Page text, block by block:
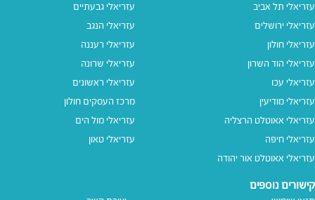
עזריאלי תל אביב
עזריאלי ירושלים
עזריאלי חולון
עזריאלי הוד השרון
עזריאלי עכו
עזריאלי מודיעין
עזריאלי אאוטלט הרצליה
עזריאלי חיפה
עזריאלי אאוטלט אור יהודה
עזריאלי גבעתיים
עזריאלי הנגב
עזריאלי רעננה
עזריאלי שרונה
עזריאלי ראשונים
מרכז העסקים חולון
עזריאלי מול הים
עזריאלי טאון
קישורים נוספים